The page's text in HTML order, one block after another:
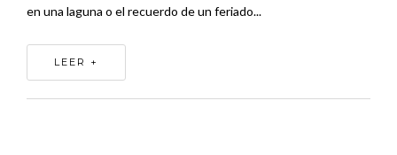
en una laguna o el recuerdo de un feriado...
LEER +